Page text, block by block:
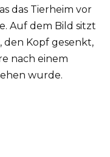
das Tierheim vor
Auf dem Bild sitzt
den Kopf gesenkt,
nach einem
wurde.